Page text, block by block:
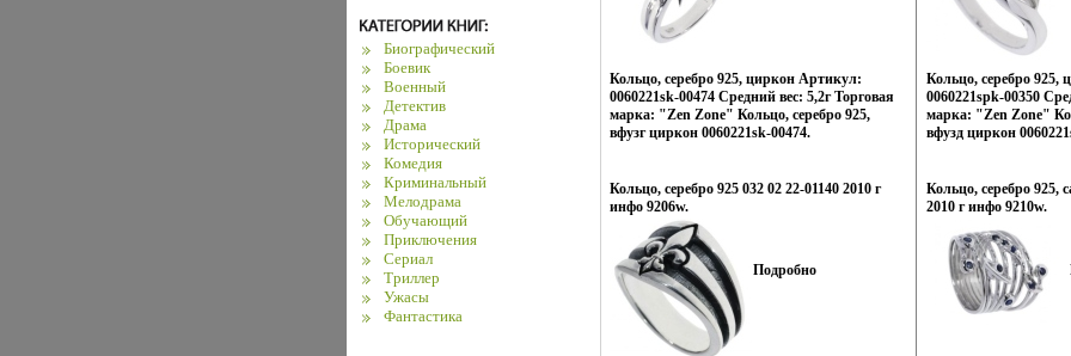
Биографический
Боевик
Военный
Детектив
Драма
Исторический
Комедия
Криминальный
Мелодрама
Обучающий
Приключения
Сериал
Триллер
Ужасы
Фантастика
Кольцо, серебро 925, циркон Артикул:
0060221sk-00474 Средний вес: 5,2г Торговая
марка: "Zen Zone" Кольцо, серебро 925,
вфузг циркон 0060221sk-00474.
Кольцо, серебро 925 032 02 22-01140 2010 г
инфо 9206w.
Подробно
Кольцо, серебро 925,
0060221spk-00350
марка: "Zen Zone"
вфузд циркон
Кольцо, серебро 925,
2010 г инфо 9210w.